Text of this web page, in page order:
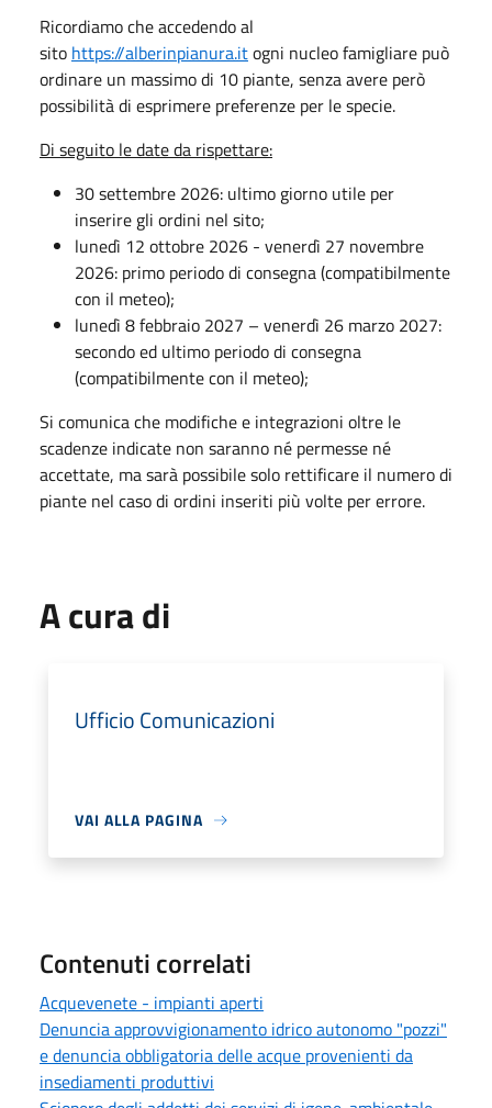
Ricordiamo che accedendo al
sito https://alberinpianura.itogni nucleo famigliare può
ordinare un massimo di 10 piante, senza avere però
possibilità di esprimere preferenze per le specie.
Di seguito le date da rispettare:
30 settembre 2026: ultimo giorno utile per
inserire gli ordini nel sito;
lunedì 12 ottobre 2026 - venerdì 27 novembre
2026: primo periodo di consegna (compatibilmente
con il meteo);
lunedì 8 febbraio 2027 – venerdì 26 marzo 2027:
secondo ed ultimo periodo di consegna
(compatibilmente con il meteo);
Si comunica che modifiche e integrazioni oltre le
scadenze indicate non saranno né permesse né
accettate, ma sarà possibile solo rettificare il numero di
piante nel caso di ordini inseriti più volte per errore.
A cura di
Ufficio Comunicazioni
VAI ALLA PAGINA
Contenuti correlati
Acquevenete - impianti aperti
Denuncia approvvigionamento idrico autonomo "pozzi"
e denuncia obbligatoria delle acque provenienti da
insediamenti produttivi